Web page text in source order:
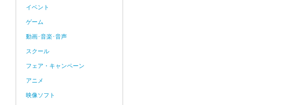
イベント
ゲーム
動画･音楽･音声
スクール
フェア・キャンペーン
アニメ
映像ソフト